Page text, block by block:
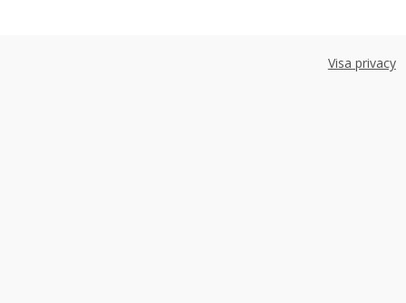
Visa privacy